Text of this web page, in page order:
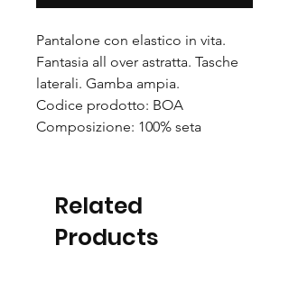
Pantalone con elastico in vita.
Fantasia all over astratta. Tasche
laterali. Gamba ampia.
Codice prodotto: BOA
Composizione: 100% seta
Related
Products